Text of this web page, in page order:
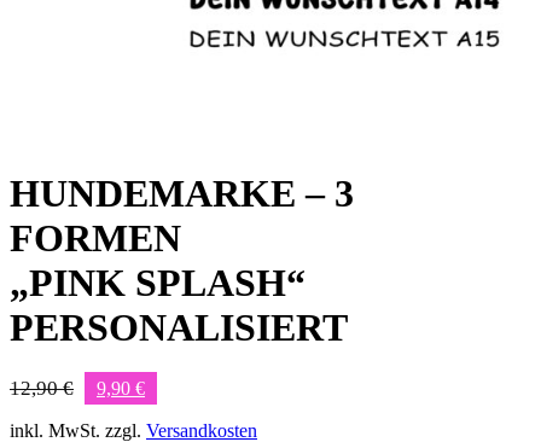
HUNDEMARKE – 3
FORMEN
„PINK SPLASH“
PERSONALISIERT
12,90€
Ursprünglicher
Preis
war:
9,90 €
Preis
ist:
inkl. MwSt. zzgl. Versandkosten